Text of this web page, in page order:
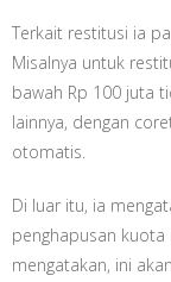
Terkait restitusi ia
Misalnya untuk
bawah Rp 100 juta
lainnya, dengan
otomatis.
Di luar itu, ia
penghapusan
mengatakan, ini